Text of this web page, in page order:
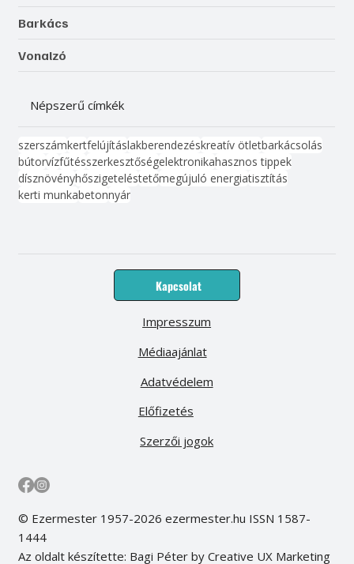
Barkács
Vonalzó
Népszerű címkék
szerszámkertfelújításlakberendezéskreatív ötletbarkácsolás
bútorvízfűtésszerkesztőségelektronikahasznos tippek
dísznövényhőszigeteléstetőmegújuló energiatisztítás
kerti munkabetonnyár
Kapcsolat
Médiaajánlat
Előfizetés
Impresszum
Adatvédelem
Szerzői jogok
© Ezermester 1957-2026 ezermester.hu ISSN 1587-
1444
Az oldalt készítette: Bagi Péter by Creative UX Marketing